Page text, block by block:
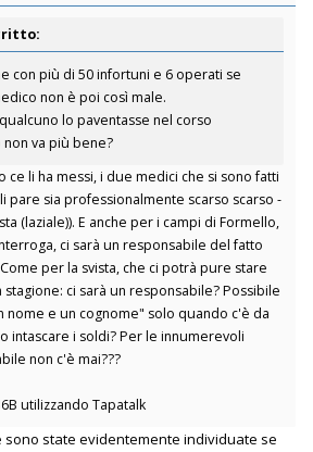
con più di 50 infortuni e 6 operati se
non è poi così male.
lo paventasse nel corso
non va più bene?
ce li ha messi, i due medici che si sono fatti
pare sia professionalmente scarso scarso -
(laziale)). E anche per i campi di Formello,
ci sarà un responsabile del fatto
per la svista, che ci potrà pure stare
stagione: ci sarà un responsabile? Possibile
nome e un cognome" solo quando c'è da
intascare i soldi? Per le innumerevoli
non c'è mai???
utilizzando Tapatalk
sono state evidentemente individuate se